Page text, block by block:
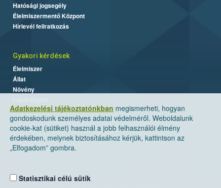
Adatkezelési tájékoztatónkban megismerheti, hogyan
gondoskodunk személyes adatai védelméről. Weboldalunk
cookie-kat (sütiket) használ a jobb felhasználói élmény
érdekében, melynek biztosításához kérjük, kattintson az
„Elfogadom” gombra.
Statisztikai célú sütik
Hatósági jogsegély
Élelmiszermentő Központ
Hírlevél feliratkozás
Gyakori kérdések
Élelmiszer
Állat
Növény